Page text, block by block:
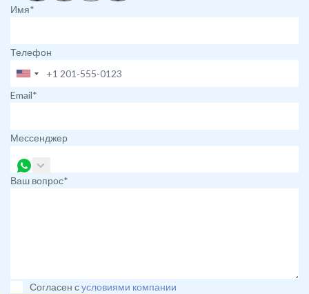
Имя*
Телефон
Email*
Мессенджер
Ваш вопрос*
Согласен сусловиями компании